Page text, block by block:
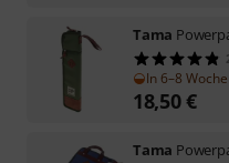
Tama
In 6–8
18,50€
Tama